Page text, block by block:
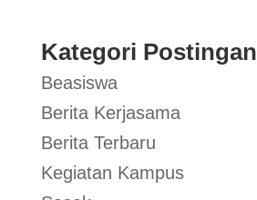
Kategori Postingan
Beasiswa
Berita Kerjasama
Berita Terbaru
Kegiatan Kampus